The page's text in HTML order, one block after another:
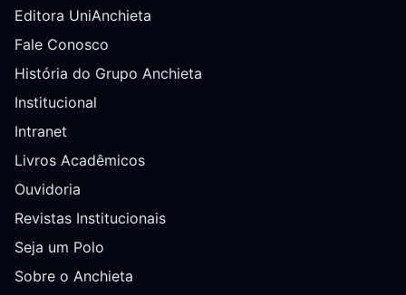
Editora UniAnchieta
Fale Conosco
História do Grupo Anchieta
Institucional
Intranet
Livros Acadêmicos
Ouvidoria
Revistas Institucionais
Seja um Polo
Sobre o Anchieta